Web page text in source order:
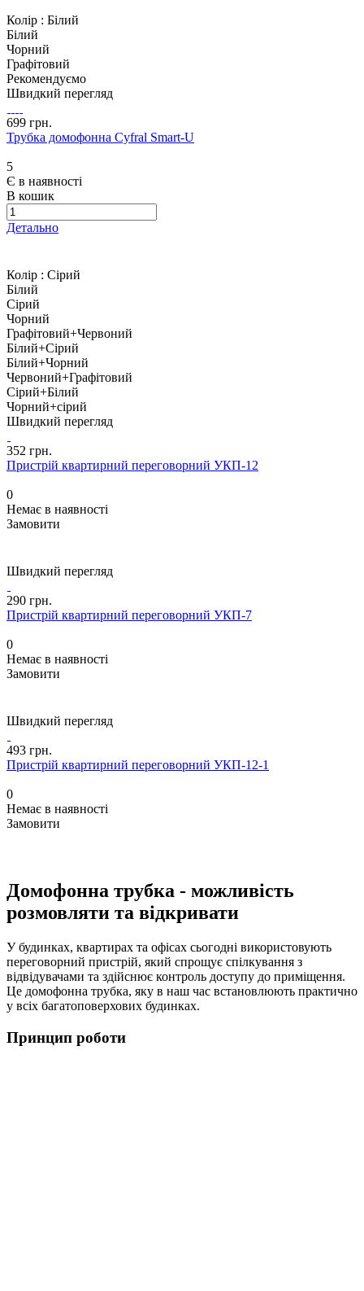
Колір : Білий
Білий
Чорний
Графітовий
Рекомендуємо
Швидкий перегляд
699 грн.
Трубка домофонна Cyfral Smart-U
5
Є в наявності
В кошик
Детально
Колір : Сірий
Білий
Сірий
Чорний
Графітовий+Червоний
Білий+Сірий
Білий+Чорний
Червоний+Графітовий
Сірий+Білий
Чорний+сірий
Швидкий перегляд
352 грн.
Пристрій квартирний переговорний УКП-12
0
Немає в наявності
Замовити
Швидкий перегляд
290 грн.
Пристрій квартирний переговорний УКП-7
0
Немає в наявності
Замовити
Швидкий перегляд
493 грн.
Пристрій квартирний переговорний УКП-12-1
0
Немає в наявності
Замовити
Домофонна трубка - можливість
розмовляти та відкривати
У будинках, квартирах та офісах сьогодні використовують
переговорний пристрій, який спрощує спілкування з
відвідувачами та здійснює контроль доступу до приміщення.
Це домофонна трубка, яку в наш час встановлюють практично
у всіх багатоповерхових будинках.
Принцип роботи